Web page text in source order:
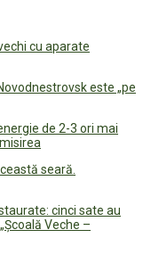
cu aparate
este „pe
de 2-3 ori mai
seară.
cinci sate au
Veche –